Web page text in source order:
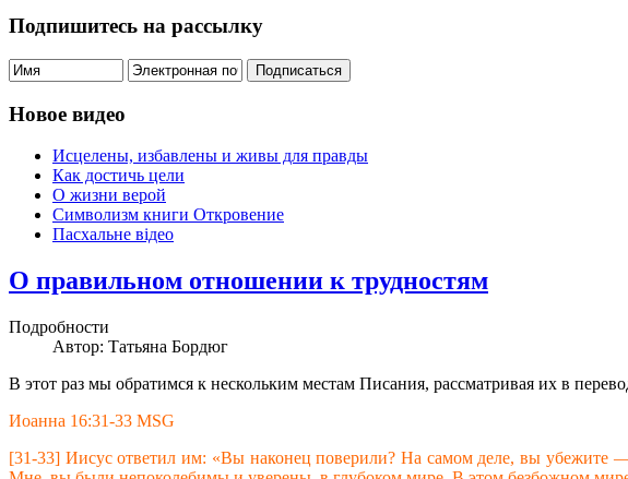
Подпишитесь на рассылку
Новое видео
Исцелены, избавлены и живы для правды
Как достичь цели
О жизни верой
Символизм книги Откровение
Пасхальне відео
О правильном отношении к трудностям
Подробности
Автор: Татьяна Бордюг
В этот раз мы обратимся к нескольким местам Писания, рассматривая их в
Иоанна 16:31-33 MSG
[31-33] Иисус ответил им: «Вы наконец поверили? На самом деле, вы убежите